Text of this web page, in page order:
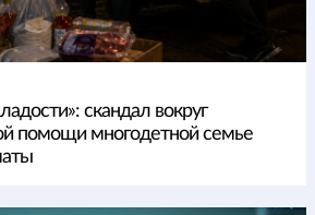
скандал вокруг
помощи многодетной семье